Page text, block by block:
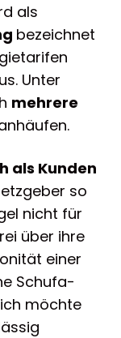
als
bezeichnet
Unter
mehrere
als Kunden
so
nicht für
über ihre
einer
Schufa-
möchte